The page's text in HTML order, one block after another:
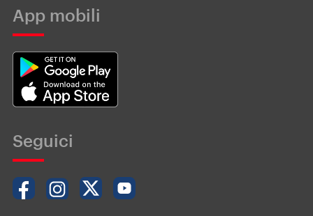
App mobili
Seguici